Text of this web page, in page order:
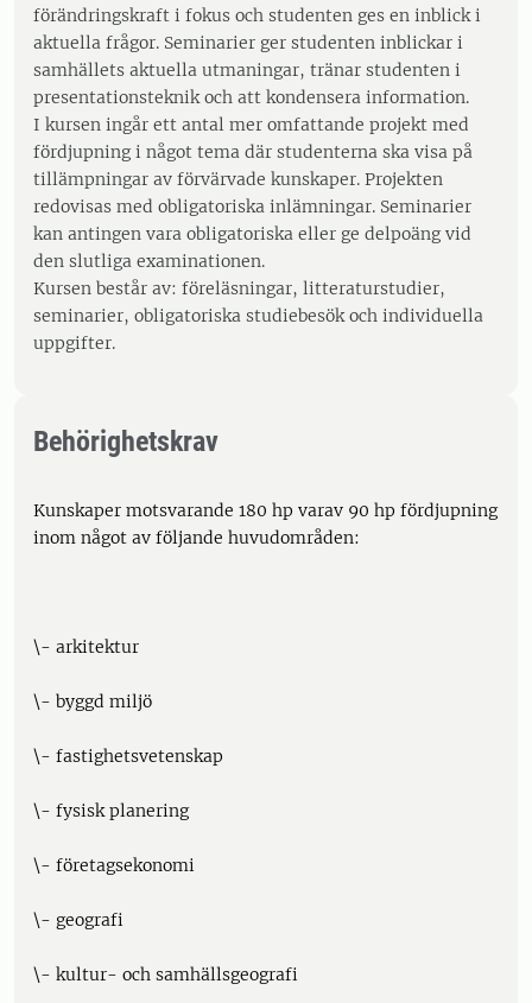
förändringskraft i fokus och studenten ges en inblick i
aktuella frågor. Seminarier ger studenten inblickar i
samhällets aktuella utmaningar, tränar studenten i
presentationsteknik och att kondensera information.
I kursen ingår ett antal mer omfattande projekt med
fördjupning i något tema där studenterna ska visa på
tillämpningar av förvärvade kunskaper. Projekten
redovisas med obligatoriska inlämningar. Seminarier
kan antingen vara obligatoriska eller ge delpoäng vid
den slutliga examinationen.
Kursen består av: föreläsningar, litteraturstudier,
seminarier, obligatoriska studiebesök och individuella
uppgifter.
Behörighetskrav
Kunskaper motsvarande 180 hp varav 90 hp fördjupning
inom något av följande huvudområden:
\- arkitektur
\- byggd miljö
\- fastighetsvetenskap
\- fysisk planering
\- företagsekonomi
\- geografi
\- kultur- och samhällsgeografi